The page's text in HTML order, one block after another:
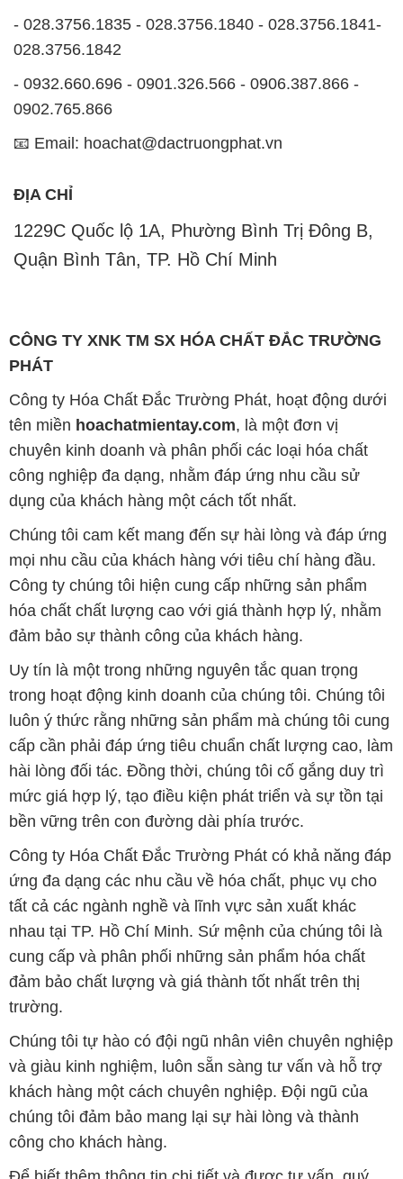
- 028.3756.1835 - 028.3756.1840 - 028.3756.1841-
028.3756.1842
- 0932.660.696 - 0901.326.566 - 0906.387.866 -
0902.765.866
📧 Email: hoachat@dactruongphat.vn
ĐỊA CHỈ
1229C Quốc lộ 1A, Phường Bình Trị Đông B,
Quận Bình Tân, TP. Hồ Chí Minh
CÔNG TY XNK TM SX HÓA CHẤT ĐẮC TRƯỜNG
PHÁT
Công ty Hóa Chất Đắc Trường Phát, hoạt động dưới
tên miền hoachatmientay.com, là một đơn vị
chuyên kinh doanh và phân phối các loại hóa chất
công nghiệp đa dạng, nhằm đáp ứng nhu cầu sử
dụng của khách hàng một cách tốt nhất.
Chúng tôi cam kết mang đến sự hài lòng và đáp ứng
mọi nhu cầu của khách hàng với tiêu chí hàng đầu.
Công ty chúng tôi hiện cung cấp những sản phẩm
hóa chất chất lượng cao với giá thành hợp lý, nhằm
đảm bảo sự thành công của khách hàng.
Uy tín là một trong những nguyên tắc quan trọng
trong hoạt động kinh doanh của chúng tôi. Chúng tôi
luôn ý thức rằng những sản phẩm mà chúng tôi cung
cấp cần phải đáp ứng tiêu chuẩn chất lượng cao, làm
hài lòng đối tác. Đồng thời, chúng tôi cố gắng duy trì
mức giá hợp lý, tạo điều kiện phát triển và sự tồn tại
bền vững trên con đường dài phía trước.
Công ty Hóa Chất Đắc Trường Phát có khả năng đáp
ứng đa dạng các nhu cầu về hóa chất, phục vụ cho
tất cả các ngành nghề và lĩnh vực sản xuất khác
nhau tại TP. Hồ Chí Minh. Sứ mệnh của chúng tôi là
cung cấp và phân phối những sản phẩm hóa chất
đảm bảo chất lượng và giá thành tốt nhất trên thị
trường.
Chúng tôi tự hào có đội ngũ nhân viên chuyên nghiệp
và giàu kinh nghiệm, luôn sẵn sàng tư vấn và hỗ trợ
khách hàng một cách chuyên nghiệp. Đội ngũ của
chúng tôi đảm bảo mang lại sự hài lòng và thành
công cho khách hàng.